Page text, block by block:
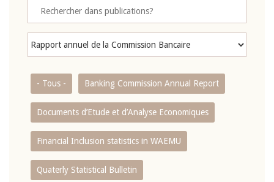
- Tous - Banking Commission Annual Report
Documents d’Etude et d’Analyse Economiques
Financial Inclusion statistics in WAEMU
Quaterly Statistical Bulletin